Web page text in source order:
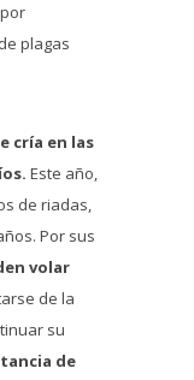
plagas
cría en las
Este año,
de riadas,
Por sus
volar
de la
su
de